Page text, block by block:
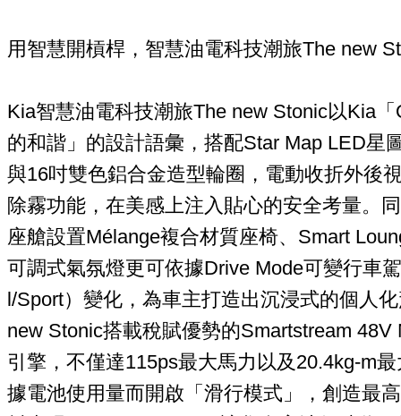
用智慧開槓桿，智慧油電科技潮旅The new
Kia智慧油電科技潮旅The new Stonic以Kia
的和諧」的設計語彙，搭配Star Map LED星
與16吋雙色鋁合金造型輪圈，電動收折外後
除霧功能，在美感上注入貼心的安全考量。
座艙設置Mélange複合材質座椅、Smart
可調式氣氛燈更可依據Drive Mode可變行車
l/Sport）變化，為車主打造出沉浸式的個人
new Stonic搭載稅賦優勢的Smartstream 48V
引擎，不僅達115ps最大馬力以及20.4kg-m
據電池使用量而開啟「滑行模式」，創造最